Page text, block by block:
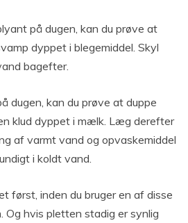
på dugen, kan du prøve at
dyppet i blegemiddel. Skyl
bagefter.
dugen, kan du prøve at duppe
klud dyppet i mælk. Læg derefter
af varmt vand og opvaskemiddel
i koldt vand.
først, inden du bruger en af disse
Og hvis pletten stadig er synlig